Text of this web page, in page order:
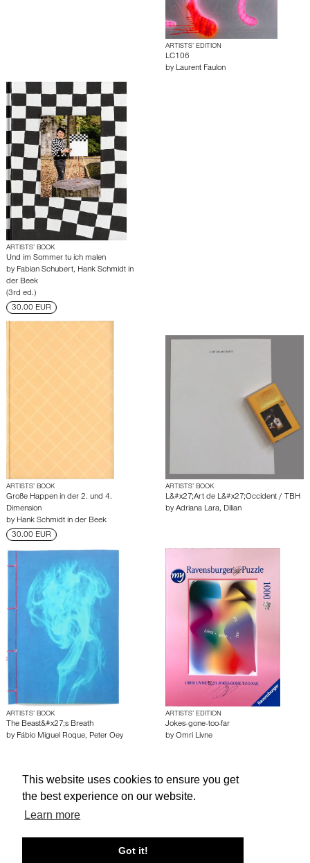
This website uses cookies to ensure you get
the best experience on our website.
Learn more
Got it!
ARTISTS’ EDITION
LC106
by Laurent Faulon
ARTISTS’ BOOK
Und im Sommer tu ich malen
by Fabian Schubert, Hank Schmidt in
der Beek
(3rd ed.)
30.00 EUR
ARTISTS’ BOOK
Große Happen in der 2. und 4.
Dimension
by Hank Schmidt in der Beek
30.00 EUR
ARTISTS’ BOOK
L&#x27;Art de L&#x27;Occident / TBH
by Adriana Lara, Dilian
ARTISTS’ BOOK
The Beast&#x27;s Breath
by Fábio Miguel Roque, Peter Oey
ARTISTS’ EDITION
Jokes-gone-too-far
by Omri Livne
About edcat Send Feedback Get Help
© edcat 2026 Privacy Policy Cookie Policy Terms and Conditions